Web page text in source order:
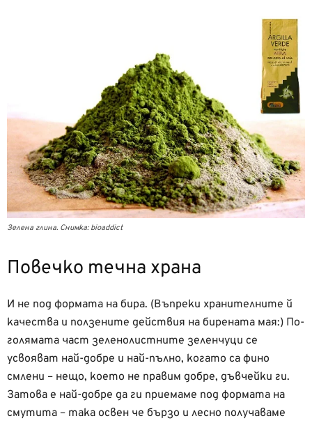
Зелена глина. Снимка: bioaddict
Повечко течна храна
И не под формата на бира. (Въпреки хранителните й
качества и ползените действия на бирената мая:) По-
голямата част зеленолистните зеленчуци се
усвояват най-добре и най-пълно, когато са фино
смлени – нещо, което не правим добре, дъвчейки ги.
Затова е най-добре да ги приемаме под формата на
смутита – така освен че бързо и лесно получаваме